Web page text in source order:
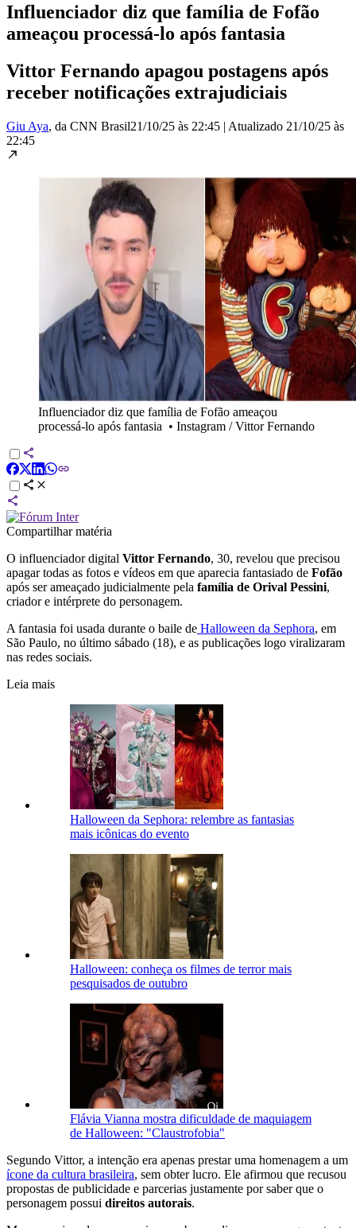
Influenciador diz que família de Fofão
ameaçou processá-lo após fantasia
Vittor Fernando apagou postagens após
receber notificações extrajudiciais
Giu Aya, da CNN Brasil21/10/25 às 22:45 | Atualizado 21/10/25 às
22:45
Influenciador diz que família de Fofão ameaçou
processá-lo após fantasia • Instagram / Vittor Fernando
Compartilhar matéria
O influenciador digital Vittor Fernando, 30, revelou que precisou
apagar todas as fotos e vídeos em que aparecia fantasiado de Fofão
após ser ameaçado judicialmente pela família de Orival Pessini,
criador e intérprete do personagem.
A fantasia foi usada durante o baile de Halloween da Sephora, em
São Paulo, no último sábado (18), e as publicações logo viralizaram
nas redes sociais.
Leia mais
Halloween da Sephora: relembre as fantasias
mais icônicas do evento
Halloween: conheça os filmes de terror mais
pesquisados de outubro
Flávia Vianna mostra dificuldade de maquiagem
de Halloween: "Claustrofobia"
Segundo Vittor, a intenção era apenas prestar uma homenagem a um
ícone da cultura brasileira, sem obter lucro. Ele afirmou que recusou
propostas de publicidade e parcerias justamente por saber que o
personagem possui direitos autorais.